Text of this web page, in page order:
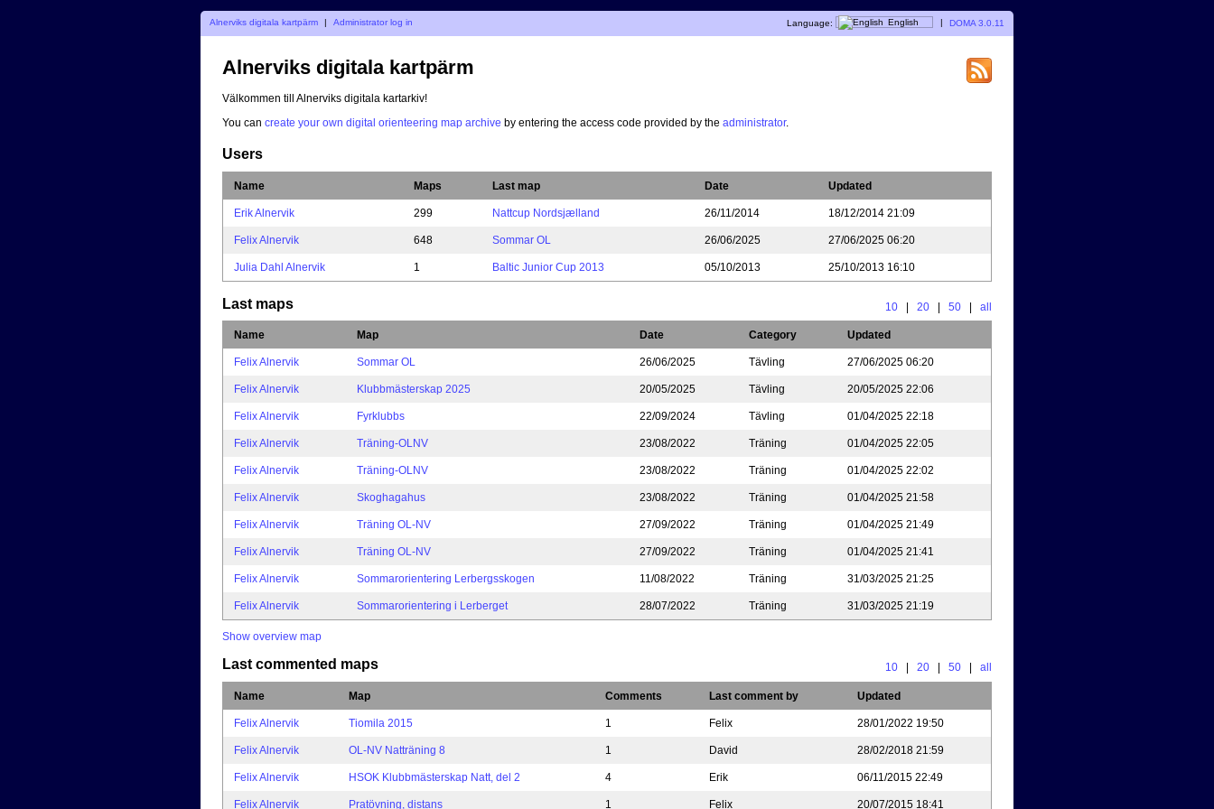
Alnerviks digitala kartpärm | Administrator log in Language: English | DOMA 3.0.11
Alnerviks digitala kartpärm
Välkommen till Alnerviks digitala kartarkiv!
You can create your own digital orienteering map archive by entering the access code provided by the administrator.
Users
Name Maps Last map Date Updated
Erik Alnervik 299 Nattcup Nordsjælland 26/11/2014 18/12/2014 21:09
Felix Alnervik 648 Sommar OL 26/06/2025 27/06/2025 06:20
Julia Dahl Alnervik 1 Baltic Junior Cup 2013 05/10/2013 25/10/2013 16:10
Last maps 10 | 20 | 50 | all
Name Map Date Category Updated
Felix Alnervik Sommar OL 26/06/2025 Tävling 27/06/2025 06:20
Felix Alnervik Klubbmästerskap 2025 20/05/2025 Tävling 20/05/2025 22:06
Felix Alnervik Fyrklubbs 22/09/2024 Tävling 01/04/2025 22:18
Felix Alnervik Träning-OLNV 23/08/2022 Träning 01/04/2025 22:05
Felix Alnervik Träning-OLNV 23/08/2022 Träning 01/04/2025 22:02
Felix Alnervik Skoghagahus 23/08/2022 Träning 01/04/2025 21:58
Felix Alnervik Träning OL-NV 27/09/2022 Träning 01/04/2025 21:49
Felix Alnervik Träning OL-NV 27/09/2022 Träning 01/04/2025 21:41
Felix Alnervik Sommarorientering Lerbergsskogen 11/08/2022 Träning 31/03/2025 21:25
Felix Alnervik Sommarorientering i Lerberget 28/07/2022 Träning 31/03/2025 21:19
Show overview map
Last commented maps 10 20 50 all
Name Map Comments Last comment by Updated
Felix Alnervik Tiomila 2015 1 Felix 28/01/2022 19:50
Felix Alnervik OL-NV Natträning 8 1 David 28/02/2018 21:59
Felix Alnervik HSOK Klubbmästerskap Natt, del 2 4 Erik 06/11/2015 22:49
Felix Alnervik Pratövning, distans 1 Felix 20/07/2015 18:41